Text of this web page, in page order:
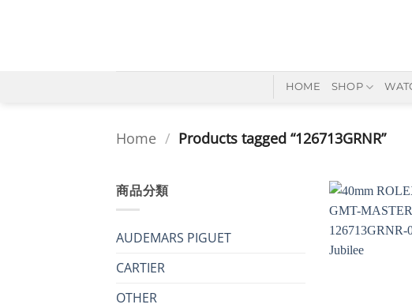
HOME SHOP
Home / Products tagged “126713GRNR”
商品分類
AUDEMARS PIGUET
CARTIER
OTHER